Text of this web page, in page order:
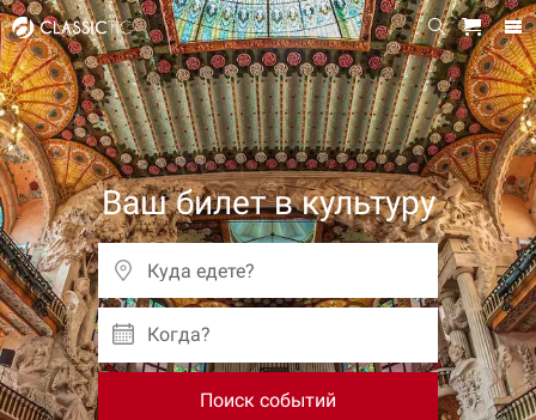
Ваш билет в культуру
Когда?
Поиск событий